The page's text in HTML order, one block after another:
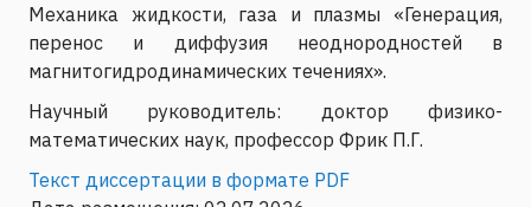
Механика жидкости, газа и плазмы «Генерация,
перенос и диффузия неоднородностей в
магнитогидродинамических течениях».
Научный руководитель: доктор физико-
математических наук, профессор Фрик П.Г.
Текст диссертации в формате PDF